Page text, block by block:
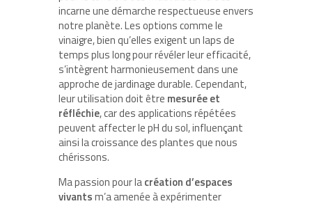
incarne une démarche respectueuse envers
notre planète. Les options comme le
vinaigre, bien qu’elles exigent un laps de
temps plus long pour révéler leur efficacité,
s’intègrent harmonieusement dans une
approche de jardinage durable. Cependant,
leur utilisation doit être mesurée et
réfléchie, car des applications répétées
peuvent affecter le pH du sol, influençant
ainsi la croissance des plantes que nous
chérissons.
Ma passion pour lacréation d’espaces
vivantsm’a amenée à expérimenter